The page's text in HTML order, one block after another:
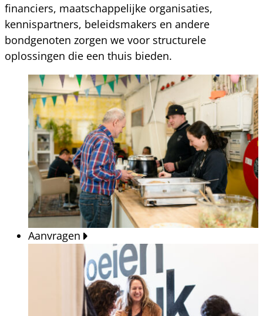
financiers, maatschappelijke organisaties,
kennispartners, beleidsmakers en andere
bondgenoten zorgen we voor structurele
oplossingen die een thuis bieden.
Aanvragen